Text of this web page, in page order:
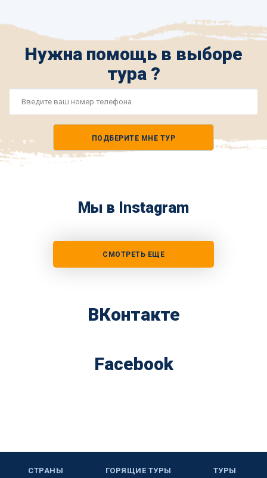
Нужна помощь в выборе
тура ?
ПОДБЕРИТЕ МНЕ ТУР
Мы в Instagram
СМОТРЕТЬ ЕЩЕ
ВКонтакте
Facebook
СТРАНЫ ГОРЯЩИЕ ТУРЫ ТУРЫ